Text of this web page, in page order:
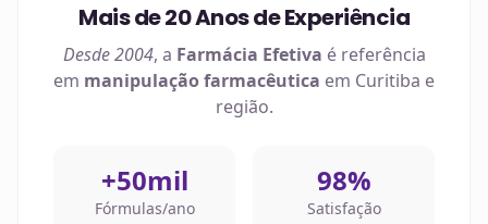
Mais de 20 Anos de Experiência
Desde 2004, a Farmácia Efetiva é referência
em manipulação farmacêutica em Curitiba e
região.
+50mil
Fórmulas/ano
98%
Satisfação